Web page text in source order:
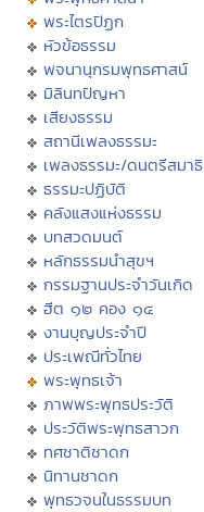
พระไตรปิฏก
หัวข้อธรรม
พจนานุกรมพุทธศาสน์
มิลินทปัญหา
เสียงธรรม
สถานีเพลงธรรมะ
เพลงธรรมะ/ดนตรีสมาธิ
ธรรมะปฏิบัติ
คลังแสงแห่งธรรม
บทสวดมนต์
หลักธรรมนำสุขฯ
กรรมฐานประจำวันเกิด
ฮีต ๑๒ คอง ๑๔
งานบุญประจำปี
ประเพณีทั่วไทย
พระพุทธเจ้า
ภาพพระพุทธประวัติ
ประวัติพระพุทธสาวก
ทศชาติชาดก
นิทานชาดก
พุทธวจนในธรรมบท